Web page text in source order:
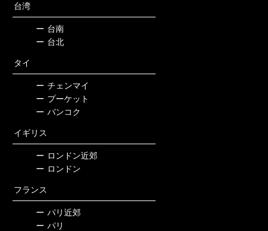
台湾
ー 台南
ー 台北
タイ
ー チェンマイ
ー プーケット
ー バンコク
イギリス
ー ロンドン近郊
ー ロンドン
フランス
ー パリ近郊
ー パリ